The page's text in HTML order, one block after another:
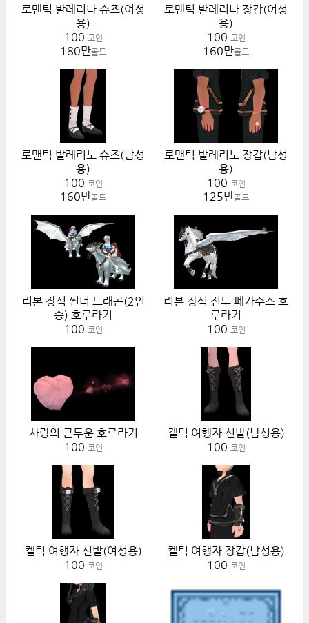
로맨틱 발레리나 슈즈(여성
용)
100 코인
180만골드
로맨틱 발레리나 장갑(여성
용)
100 코인
160만골드
로맨틱 발레리노 슈즈(남성
용)
100 코인
160만골드
로맨틱 발레리노 장갑(남성
용)
100 코인
125만골드
리본 장식 썬더 드래곤(2인
승) 호루라기
100 코인
리본 장식 전투 페가수스 호
루라기
100 코인
사랑의 근두운 호루라기
100 코인
켈틱 여행자 신발(남성용)
100 코인
켈틱 여행자 신발(여성용)
100 코인
켈틱 여행자 장갑(남성용)
100 코인